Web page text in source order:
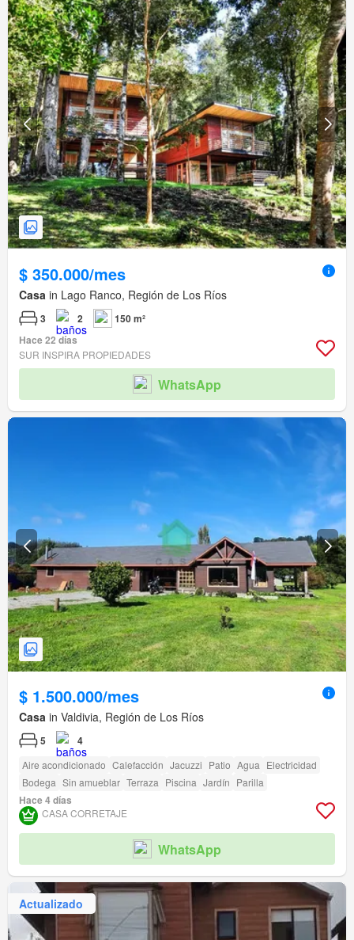
$ 350.000/mes
Casa in Lago Ranco, Región de Los Ríos
3 2
150 m²
Hace 22 días
SUR INSPIRA PROPIEDADES
WhatsApp
$ 1.500.000/mes
Casa in Valdivia, Región de Los Ríos
5 4
Aire acondicionado Calefacción Jacuzzi Patio Agua Electricidad
Bodega Sin amueblar Terraza Piscina Jardín Parilla
Hace 4 días
CASA CORRETAJE
WhatsApp
Actualizado